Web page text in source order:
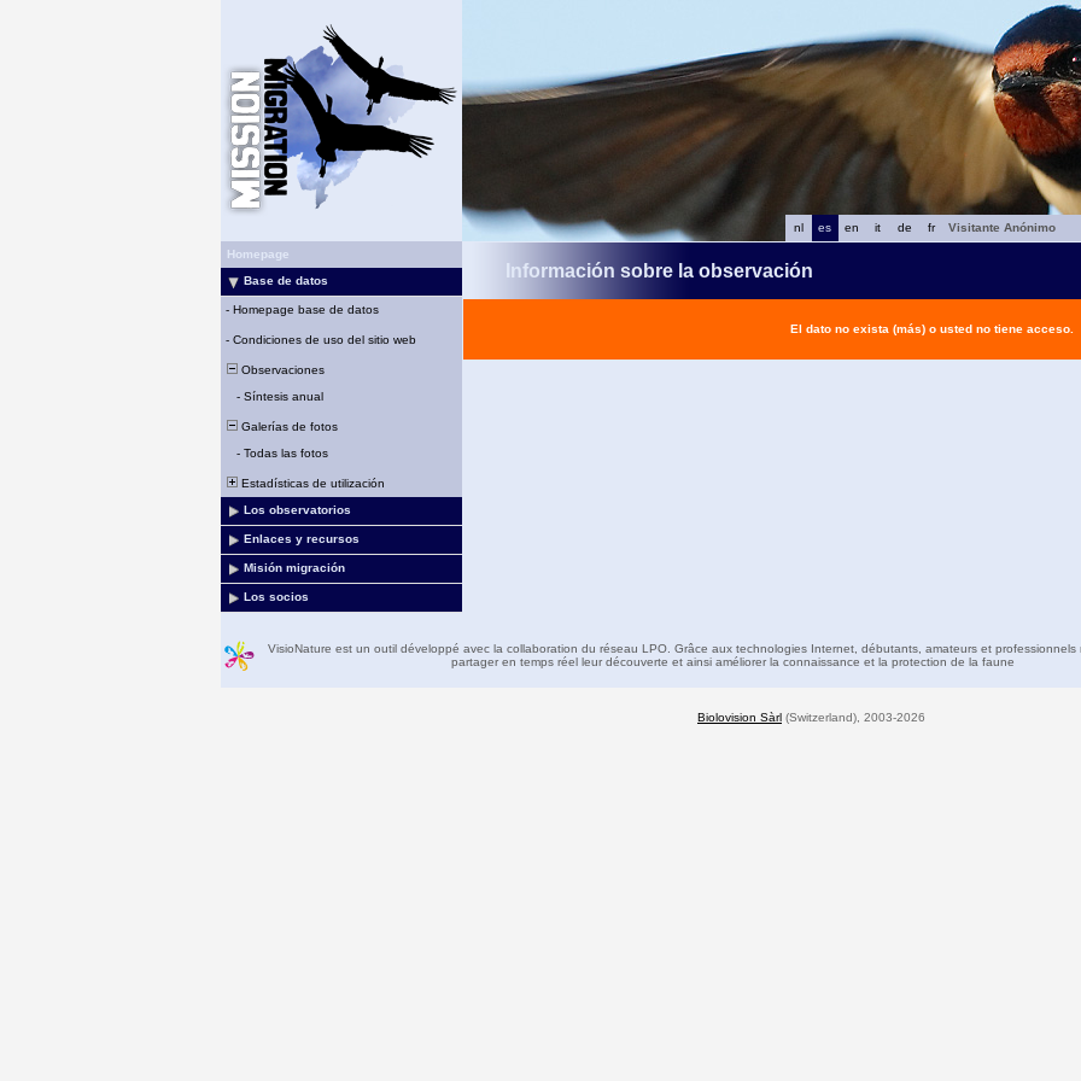
fr
de
it
en
es
nl
Visitante Anónimo
Homepage
Base de datos
- Homepage base de datos
- Condiciones de uso del sitio web
Observaciones
- Síntesis anual
Galerías de fotos
- Todas las fotos
Estadísticas de utilización
Los observatorios
Enlaces y recursos
Misión migración
Los socios
Información sobre la observación
El dato no exista (más) o usted no tiene acceso.
VisioNature est un outil développé avec la collaboration du réseau LPO. Grâce aux technologies Internet, débutants, amateurs et professionnels
partager en temps réel leur découverte et ainsi améliorer la connaissance et la protection de la faune
Biolovision Sàrl (Switzerland), 2003-2026